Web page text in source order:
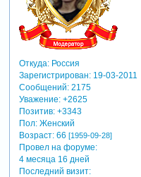
Откуда:Россия
Зарегистрирован: 19-03-2011
Сообщений:2175
Уважение: +2625
Позитив: +3343
Пол:Женский
Возраст:66 [1959-09-28]
Провел на форуме:
4 месяца 16 дней
Последний визит: